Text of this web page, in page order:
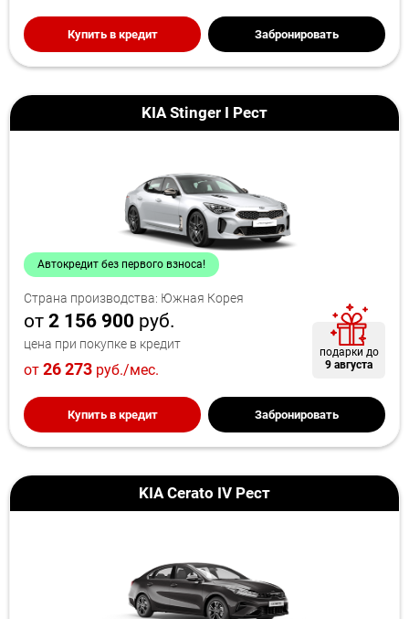
Купить в кредит Забронировать
KIA Stinger I Рест
Автокредит без первого взноса!
Страна производства: Южная Корея
от 2 156 900 руб.
цена при покупке в кредит
от 26 273 руб./мес.
подарки до
9 августа
Купить в кредит Забронировать
KIA Cerato IV Рест